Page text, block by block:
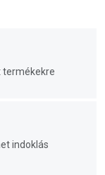
termékekre
indoklás